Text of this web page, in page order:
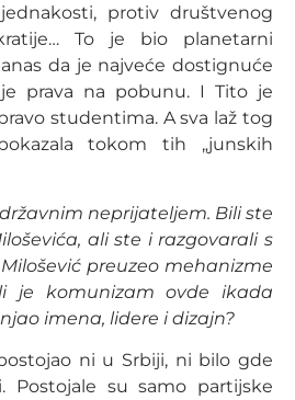
protiv društvenog
To je bio planetarni
da je najveće dostignuće
prava na pobunu. I Tito je
studentima. A sva laž tog
tokom tih „junskih
neprijateljem. Bili ste
ali ste i razgovarali s
preuzeo mehanizme
je komunizam ovde ikada
imena, lidere i dizajn?
ni u Srbiji, ni bilo gde
Postojale su samo partijske